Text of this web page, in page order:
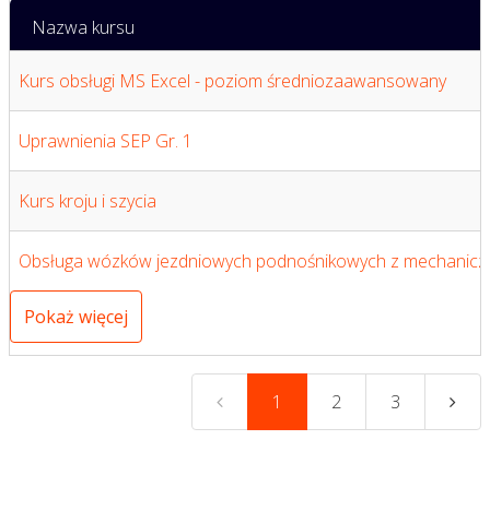
Nazwa kursu
Kurs obsługi MS Excel - poziom średniozaawansowany
Uprawnienia SEP Gr. 1
Kurs kroju i szycia
Obsługa wózków jezdniowych podnośnikowych z
Pokaż więcej
1 2 3